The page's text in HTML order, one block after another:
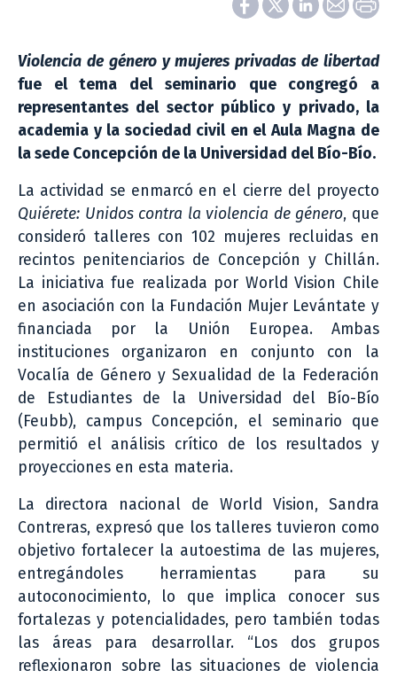
Violencia de género y mujeres privadas de libertad
fue el tema del seminario que congregó a
representantes del sector público y privado, la
academia y la sociedad civil en el Aula Magna de
la sede Concepción de la Universidad del Bío-Bío.
La actividad se enmarcó en el cierre del proyecto
Quiérete: Unidos contra la violencia de género, que
consideró talleres con 102 mujeres recluidas en
recintos penitenciarios de Concepción y Chillán.
La iniciativa fue realizada por World Vision Chile
en asociación con la Fundación Mujer Levántate y
financiada por la Unión Europea. Ambas
instituciones organizaron en conjunto con la
Vocalía de Género y Sexualidad de la Federación
de Estudiantes de la Universidad del Bío-Bío
(Feubb), campus Concepción, el seminario que
permitió el análisis crítico de los resultados y
proyecciones en esta materia.
La directora nacional de World Vision, Sandra
Contreras, expresó que los talleres tuvieron como
objetivo fortalecer la autoestima de las mujeres,
entregándoles herramientas para su
autoconocimiento, lo que implica conocer sus
fortalezas y potencialidades, pero también todas
las áreas para desarrollar. “Los dos grupos
reflexionaron sobre las situaciones de violencia